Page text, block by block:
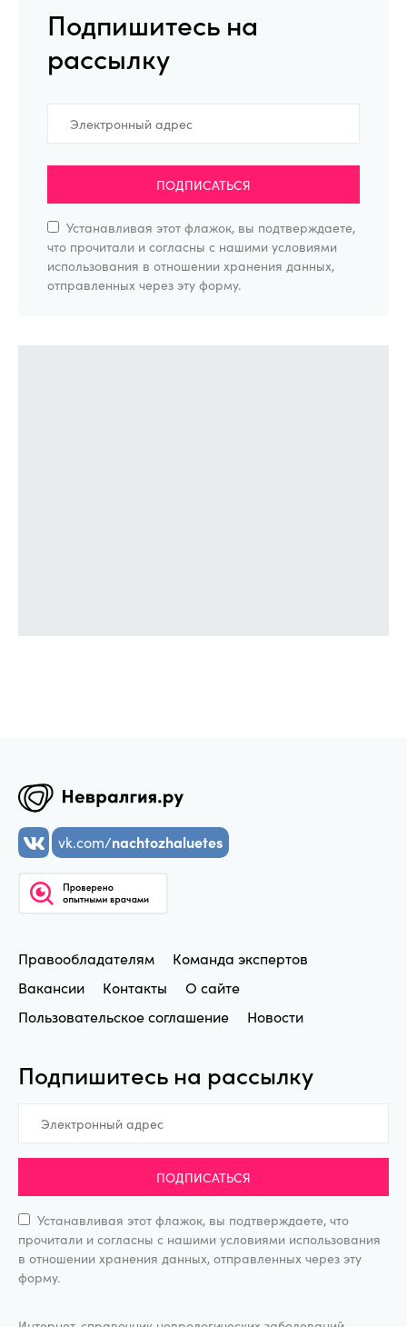
Подпишитесь на
рассылку
ПОДПИСАТЬСЯ
Устанавливая этот флажок, вы подтверждаете,
что прочитали и согласны с нашими условиями
использования в отношении хранения данных,
отправленных через эту форму.
vk.com/nachtozhaluetes
Правообладателям
Команда экспертов
Вакансии
Контакты
О сайте
Пользовательское соглашение
Новости
Подпишитесь на рассылку
ПОДПИСАТЬСЯ
Устанавливая этот флажок, вы подтверждаете, что
прочитали и согласны с нашими условиями использования
в отношении хранения данных, отправленных через эту
форму.